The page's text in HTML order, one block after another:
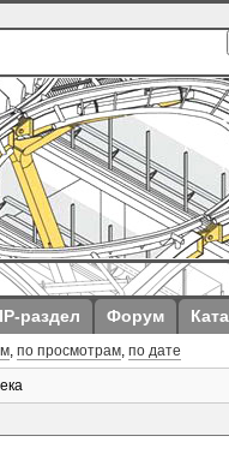
раздел Форум
, по просмотрам, по дате